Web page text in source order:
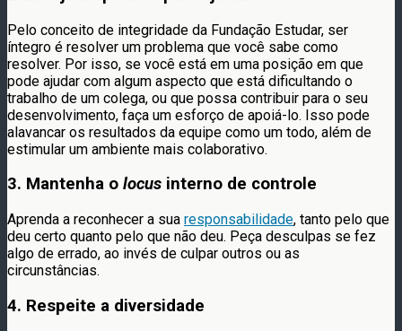
Pelo conceito de integridade da Fundação Estudar, ser
íntegro é resolver um problema que você sabe como
resolver. Por isso, se você está em uma posição em que
pode ajudar com algum aspecto que está dificultando o
trabalho de um colega, ou que possa contribuir para o seu
desenvolvimento, faça um esforço de apoiá-lo. Isso pode
alavancar os resultados da equipe como um todo, além de
estimular um ambiente mais colaborativo.
3. Mantenha o locus interno de controle
Aprenda a reconhecer a sua responsabilidade, tanto pelo que
deu certo quanto pelo que não deu. Peça desculpas se fez
algo de errado, ao invés de culpar outros ou as
circunstâncias.
4. Respeite a diversidade